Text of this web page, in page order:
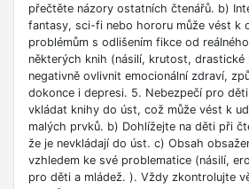
přečtěte názory ostatních čtenářů. b)
fantasy, sci-fi nebo hororu může vést k
problémům s odlišením fikce od
některých knih (násilí, krutost, drastické
negativně ovlivnit emocionální zdraví,
dokonce i depresi. 5. Nebezpečí pro
vkládat knihy do úst, což může vést k
malých prvků. b) Dohlížejte na děti při
že je nevkládají do úst. c) Obsah
vzhledem ke své problematice (násilí,
pro děti a mládež. ). Vždy zkontrolujte